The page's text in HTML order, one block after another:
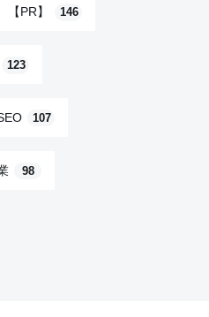
【PR】 146
123
107
98